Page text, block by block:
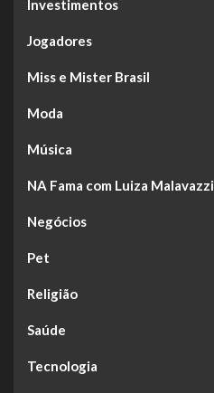
Investimentos
Jogadores
Miss e Mister Brasil
Moda
Música
NA Fama com Luiza Malavazzi
Negócios
Pet
Religião
Saúde
Tecnologia